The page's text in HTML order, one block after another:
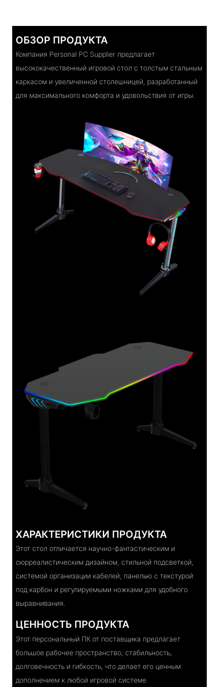
ОБЗОР ПРОДУКТА
Компания Personal PC Supplier предлагает
высококачественный игровой стол с толстым стальным
каркасом и увеличенной столешницей, разработанный
для максимального комфорта и удовольствия от игры.
ХАРАКТЕРИСТИКИ ПРОДУКТА
Этот стол отличается научно-фантастическим и
сюрреалистическим дизайном, стильной подсветкой,
системой организации кабелей, панелью с текстурой
под карбон и регулируемыми ножками для удобного
выравнивания.
ЦЕННОСТЬ ПРОДУКТА
Этот персональный ПК от поставщика предлагает
большое рабочее пространство, стабильность,
долговечность и гибкость, что делает его ценным
дополнением к любой игровой системе.